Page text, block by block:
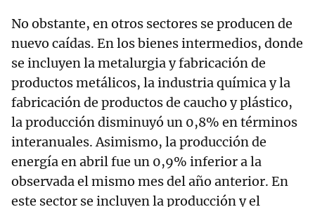
No obstante, en otros sectores se producen de
nuevo caídas. En los bienes intermedios, donde
se incluyen la metalurgia y fabricación de
productos metálicos, la industria química y la
fabricación de productos de caucho y plástico,
la producción disminuyó un 0,8% en términos
interanuales. Asimismo, la producción de
energía en abril fue un 0,9% inferior a la
observada el mismo mes del año anterior. En
este sector se incluyen la producción y el